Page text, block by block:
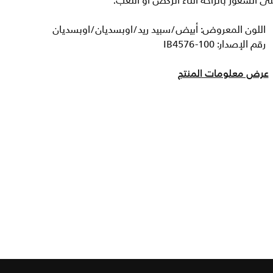
اللون المعروض: أبيض/سبيد ريد/اوبسديان/اوبسديان
رقم الإصدار: IB4576-100
عرض معلومات المنتج